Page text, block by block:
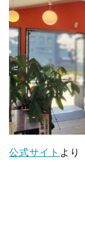
公式サイト より